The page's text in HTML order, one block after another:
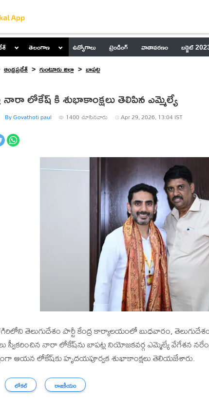
తెలంగాణ ఉద్యోగాలు ట్రెండింగ్ వాతావరణం బడ్జెట్
ఆంధ్రప్రదేశ్ గుంటూరు జిల్లా బాపట్ల
నారా లోకేష్ కి శుభాకాంక్షలు తెలిపిన ఎమ్మెల్యే
By Govathoti paul 1400 చూసినవారు Apr 29, 2026, 13:04 IST
తెలుగుదేశం పార్టీ కేంద్ర కార్యాలయంలో బుధవారం,
స్వీకరించిన నారా లోకేష్‌ను బాపట్ల నియోజకవర్గ ఎమ్మెల్యే వేగేశన
ఆయన లోకేష్‌కు హృదయపూర్వక శుభాకాంక్షలు తెలియజేశారు.
లోకల్ రాజకీయం